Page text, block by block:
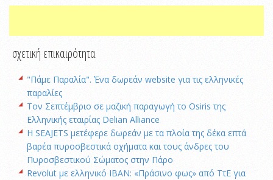
σχετική επικαιρότητα
"Πάμε Παραλία". Ένα δωρεάν website για τις ελληνικές
παραλίες
Τον Σεπτέμβριο σε μαζική παραγωγή το Osiris της
Ελληνικής εταιρίας Delian Alliance
H SEAJETS μετέφερε δωρεάν με τα πλοία της δέκα επτά
βαρέα πυροσβεστικά οχήματα και τους άνδρες του
Πυροσβεστικού Σώματος στην Πάρο
Revolut με ελληνικό IBAN: «Πράσινο φως» από ΤτΕ για